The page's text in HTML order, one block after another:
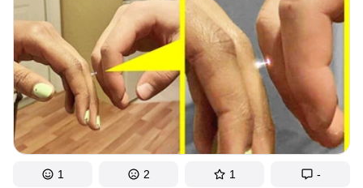
choqué. L’homme a été empoisonné ! Mais comment cela a-t-il
pu arriver ? Lui et sa femme ont mangé les mêmes plats, mais
Olivia va parfaitement bien ! Plus surprenant encore,
le lendemain, la police arrête la femme pour avoir tenté
d’empoisonner son mari. Comment a-t-elle procédé ?
1 2 1 -